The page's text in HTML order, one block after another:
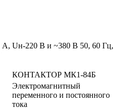
Uн-220 В и ~380 В 50, 60 Гц,
КОНТАКТОР МК1-84Б
Электромагнитный
переменного и постоянного
тока